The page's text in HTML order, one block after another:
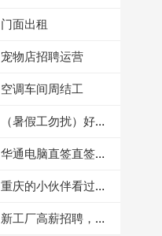
门面出租
宠物店招聘运营
空调车间周结工
（暑假工勿扰）好想
华通电脑直签直签直
重庆的小伙伴看过
本
新工厂高薪招聘，普